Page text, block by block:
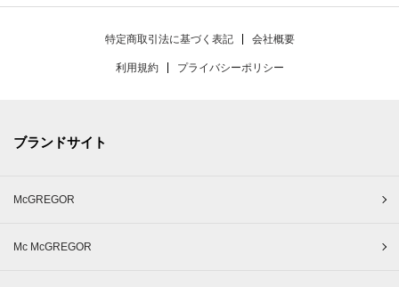
特定商取引法に基づく表記 会社概要
利用規約 プライバシーポリシー
ブランドサイト
McGREGOR
Mc McGREGOR